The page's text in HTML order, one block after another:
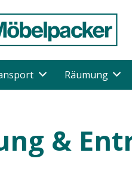
Räumung
&